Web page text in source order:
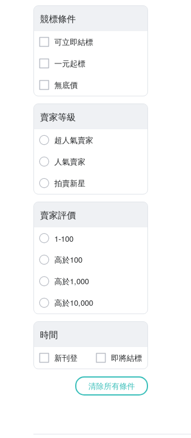
競標條件
可立即結標
一元起標
無底價
賣家等級
超人氣賣家
人氣賣家
拍賣新星
賣家評價
1-100
高於100
高於1,000
高於10,000
時間
新刊登 即將結標
清除所有條件